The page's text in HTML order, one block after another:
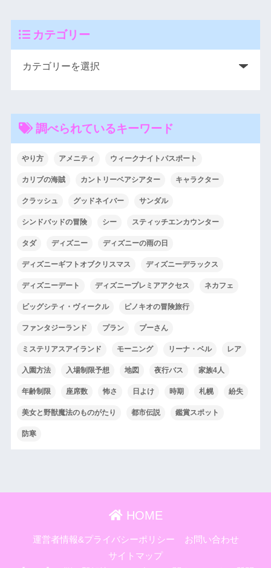
カテゴリー
調べられているキーワード
やり方 アメニティ ウィークナイトパスポート
カリブの海賊 カントリーベアシアター キャラクター
クラッシュ グッドネイバー サンダル
シンドバッドの冒険 シー スティッチエンカウンター
タダ ディズニー ディズニーの雨の日
ディズニーギフトオブクリスマス ディズニーデラックス
ディズニーデート ディズニープレミアアクセス ネカフェ
ビッグシティ・ヴィークル ピノキオの冒険旅行
ファンタジーランド プラン プーさん
ミステリアスアイランド モーニング リーナ・ベル レア
入園方法 入場制限予想 地図 夜行バス 家族4人
年齢制限 座席数 怖さ 日よけ 時期 札幌 紛失
美女と野獣魔法のものがたり 都市伝説 鑑賞スポット
防寒
HOME
運営者情報&プライバシーポリシー
お問い合わせ
サイトマップ